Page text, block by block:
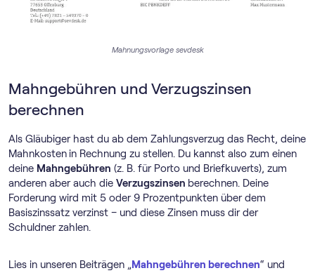
Mahnungsvorlage sevdesk
Mahngebühren und Verzugszinsen
berechnen
Als Gläubiger hast du ab dem Zahlungsverzug das Recht, deine
Mahnkosten in Rechnung zu stellen. Du kannst also zum einen
deine Mahngebühren (z. B. für Porto und Briefkuverts), zum
anderen aber auch die Verzugszinsen berechnen. Deine
Forderung wird mit 5 oder 9 Prozentpunkten über dem
Basiszinssatz verzinst – und diese Zinsen muss dir der
Schuldner zahlen.
Lies in unseren Beiträgen „Mahngebühren berechnen“ und